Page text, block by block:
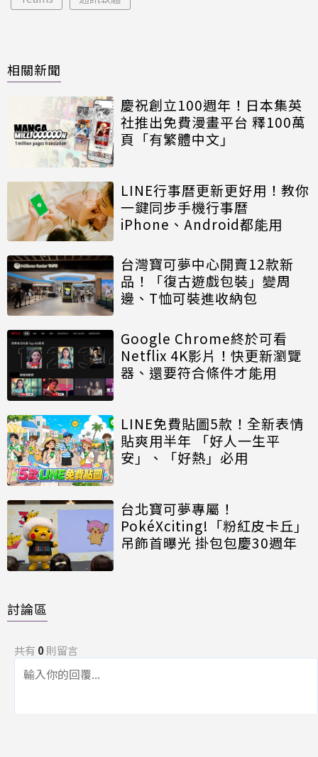
相關新聞
慶祝創立100週年！日本集英
社推出免費漫畫平台 釋100萬
頁「有繁體中文」
LINE行事曆更新更好用！教你
一鍵同步手機行事曆
iPhone、Android都能用
台灣寶可夢中心開賣12款新
品！「復古遊戲包裝」變周
邊、T恤可裝進收納包
Google Chrome終於可看
Netflix 4K影片！快更新瀏覽
器、還要符合條件才能用
LINE免費貼圖5款！全新表情
貼爽用半年 「好人一生平
安」、「好熱」必用
台北寶可夢專屬！
PokéXciting!「粉紅皮卡丘」
吊飾首曝光 掛包包慶30週年
討論區
共有 0則留言